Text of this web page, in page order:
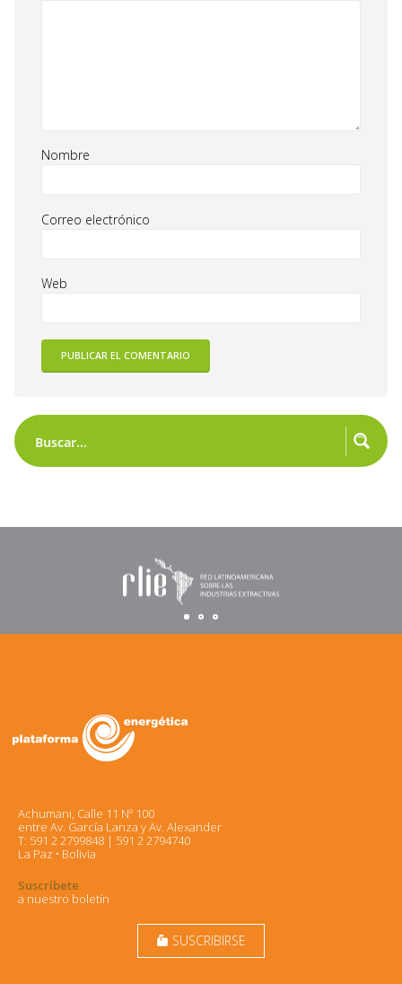
Nombre
Correo electrónico
Web
Achumani, Calle 11 Nº 100
entre Av. García Lanza y Av. Alexander
T: 591 2 2799848 | 591 2 2794740
La Paz • Bolivia
Suscríbete
a nuestro boletín
markunread_mailbox SUSCRIBIRSE